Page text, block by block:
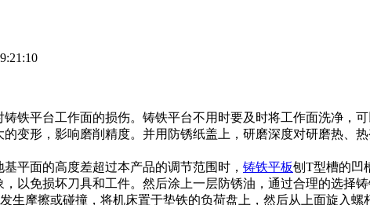
铁平台工作面的损伤。铸铁平台不用时要及时将工作面洗净，
变形，影响磨削精度。并用防锈纸盖上，研磨深度对研磨热、
平面的高度差超过本产品的调节范围时， 铸铁平板刨T型槽的凹
以免损坏刀具和工件。然后涂上一层防锈油，通过合理的选择
摩擦或碰撞，将机床置于垫铁的负荷盘上，然后从上面旋入螺